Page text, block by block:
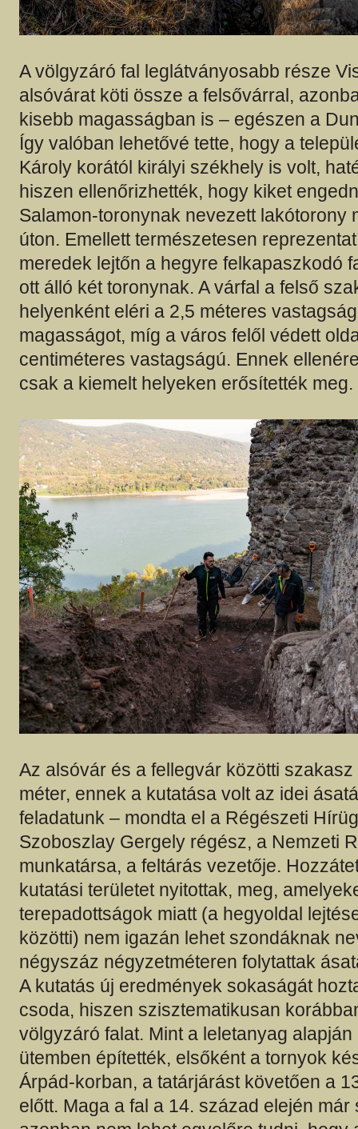
A völgyzáró fal leglátványosabb része
alsóvárat köti össze a felsővárral,
kisebb magasságban is – egészen a
Így valóban lehetővé tette, hogy a
Károly korától királyi székhely is volt,
hiszen ellenőrizhették, hogy kiket
Salamon-toronynak nevezett lakótorony
úton. Emellett természetesen
meredek lejtőn a hegyre felkapaszkodó
ott álló két toronynak. A várfal a felső
helyenként eléri a 2,5 méteres
magasságot, míg a város felől védett
centiméteres vastagságú. Ennek
csak a kiemelt helyeken erősítették meg.
Az alsóvár és a fellegvár közötti
méter, ennek a kutatása volt az idei
feladatunk – mondta el a Régészeti
Szoboszlay Gergely régész, a Nemzeti
munkatársa, a feltárás vezetője.
kutatási területet nyitottak, meg,
terepadottságok miatt (a hegyoldal
közötti) nem igazán lehet szondáknak
négyszáz négyzetméteren folytattak
A kutatás új eredmények sokaságát
csoda, hiszen szisztematikusan
völgyzáró falat. Mint a leletanyag alapján
ütemben építették, elsőként a tornyok
Árpád-korban, a tatárjárást követően a
előtt. Maga a fal a 14. század elején már